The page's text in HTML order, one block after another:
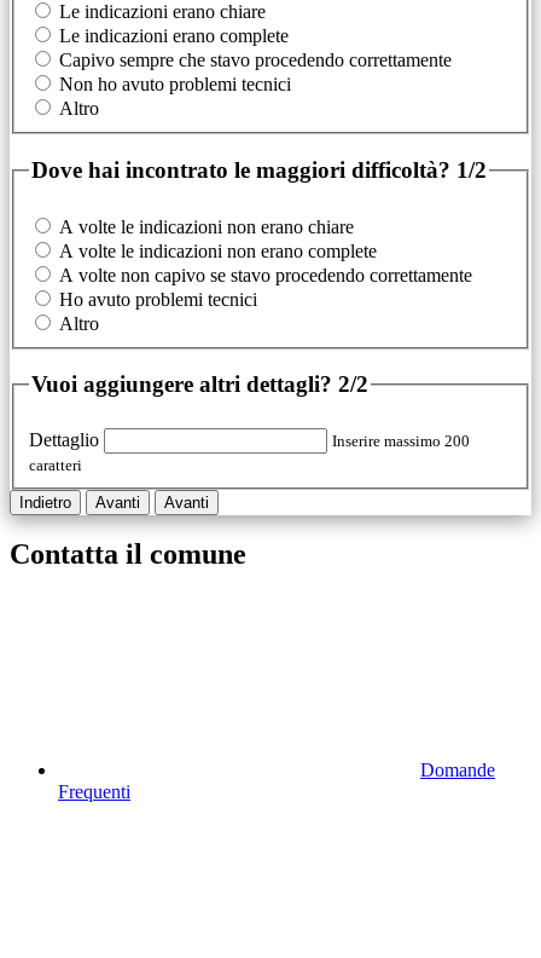
Le indicazioni erano chiare
Le indicazioni erano complete
Capivo sempre che stavo procedendo correttamente
Non ho avuto problemi tecnici
Altro
Dove hai incontrato le maggiori difficoltà? 1/2
A volte le indicazioni non erano chiare
A volte le indicazioni non erano complete
A volte non capivo se stavo procedendo correttamente
Ho avuto problemi tecnici
Altro
Vuoi aggiungere altri dettagli? 2/2
Dettaglio
Inserire massimo 200
caratteri
Indietro Avanti Avanti
Contatta il comune
Domande
Frequenti